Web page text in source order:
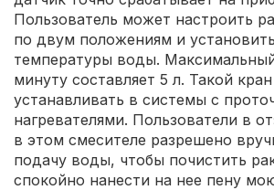
Пользователь может настроить
по двум положениям и
температуры воды.
минуту составляет 5 л. Такой
устанавливать в системы с
нагревателями. Пользователи в
в этом смесителе разрешено
подачу воды, чтобы почистить
спокойно нанести на нее пену